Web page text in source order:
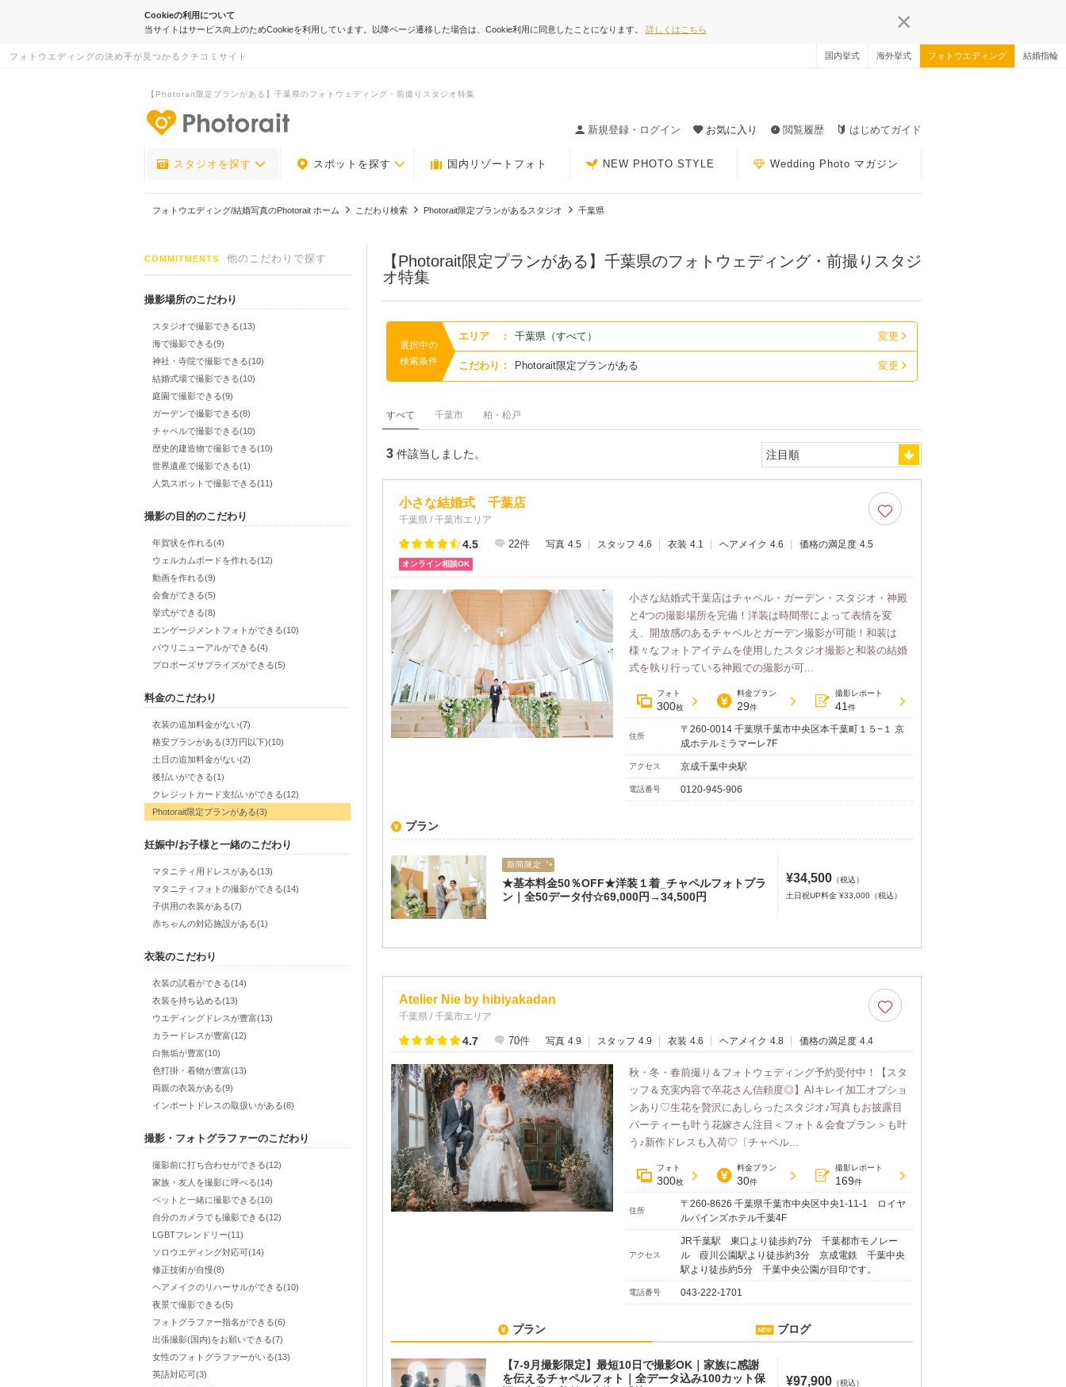
Cookieの利用について
当サイトはサービス向上のためCookieを利用しています。以降ページ遷移した場合は、Cookie利用に同意したことになります。 詳しくはこちら
フォトウエディングの決め手が見つかるクチコミサイト 国内挙式 海外挙式 フォトウエディング 結婚指輪
【Photorait限定プランがある】千葉県のフォトウェディング・前撮りスタジオ特集
新規登録・ログイン
お気に入り 閲覧履歴 はじめてガイド
スタジオを探す スポットを探す 国内リゾートフォト NEW PHOTO STYLE Wedding Photo マガジン
フォトウエディング/結婚写真のPhotorait ホーム こだわり検索 Photorait限定プランがあるスタジオ 千葉県
COMMITMENTS 他のこだわりで探す
撮影場所のこだわり
スタジオで撮影できる(13)
海で撮影できる(9)
神社・寺院で撮影できる(10)
結婚式場で撮影できる(10)
庭園で撮影できる(9)
ガーデンで撮影できる(8)
チャペルで撮影できる(10)
歴史的建造物で撮影できる(10)
世界遺産で撮影できる(1)
人気スポットで撮影できる(11)
撮影の目的のこだわり
年賀状を作れる(4)
ウェルカムボードを作れる(12)
動画を作れる(9)
会食ができる(5)
挙式ができる(8)
エンゲージメントフォトができる(10)
バウリニューアルができる(4)
プロポーズサプライズができる(5)
料金のこだわり
衣装の追加料金がない(7)
格安プランがある(3万円以下)(10)
土日の追加料金がない(2)
後払いができる(1)
クレジットカード支払いができる(12)
Photorait限定プランがある(3)
妊娠中/お子様と一緒のこだわり
マタニティ用ドレスがある(13)
マタニティフォトの撮影ができる(14)
子供用の衣装がある(7)
赤ちゃんの対応施設がある(1)
衣装のこだわり
衣装の試着ができる(14)
衣装を持ち込める(13)
ウエディングドレスが豊富(13)
カラードレスが豊富(12)
白無垢が豊富(10)
色打掛・着物が豊富(13)
両親の衣装がある(9)
インポートドレスの取扱いがある(8)
撮影・フォトグラファーのこだわり
撮影前に打ち合わせができる(12)
家族・友人を撮影に呼べる(14)
ペットと一緒に撮影できる(10)
自分のカメラでも撮影できる(12)
LGBTフレンドリー(11)
ソロウエディング対応可(14)
修正技術が自慢(8)
ヘアメイクのリハーサルができる(10)
夜景で撮影できる(5)
フォトグラファー指名ができる(6)
出張撮影(国内)をお願いできる(7)
女性のフォトグラファーがいる(13)
英語対応可(3)
【Photorait限定プランがある】千葉県のフォトウェディング・前撮りスタジ
オ特集
選択中の
検索条件
エリア : 千葉県（すべて） 変更
こだわり : Photorait限定プランがある 変更
すべて 千葉市 柏・松戸
3 件該当しました。
小さな結婚式 千葉店
千葉県 / 千葉市エリア
4.5 22件 写真 4.5 スタッフ 4.6 衣装 4.1 ヘアメイク 4.6 価格の満足度 4.5
オンライン相談OK
小さな結婚式千葉店はチャペル・ガーデン・スタジオ・神殿
と4つの撮影場所を完備！洋装は時間帯によって表情を変
え、開放感のあるチャペルとガーデン撮影が可能！和装は
様々なフォトアイテムを使用したスタジオ撮影と和装の結婚
式を執り行っている神殿での撮影が可...
フォト
300枚
料金プラン
29件
撮影レポート
41 件
住所
〒260-0014 千葉県千葉市中央区本千葉町１５−１ 京
成ホテルミラマーレ7F
アクセス 京成千葉中央駅
電話番号 0120-945-906
プラン
期間限定
★基本料金50％OFF★洋装１着_チャペルフォトプラ
ン｜全50データ付☆69,000円→34,500円
¥34,500 （税込）
土日祝UP料金 ¥33,000（税込）
Atelier Nie by hibiyakadan
千葉県 / 千葉市エリア
4.7 70件 写真 4.9 スタッフ 4.9 衣装 4.6 ヘアメイク 4.8 価格の満足度 4.4
秋・冬・春前撮り＆フォトウェディング予約受付中！【スタ
ッフ＆充実内容で卒花さん信頼度◎】AIキレイ加工オプショ
ンあり♡生花を贅沢にあしらったスタジオ♪写真もお披露目
パーティーも叶う花嫁さん注目＜フォト＆会食プラン＞も叶
う♪新作ドレスも入荷♡〔チャペル...
フォト
300枚
料金プラン
30件
撮影レポート
169件
住所
〒260-8626 千葉県千葉市中央区中央1-11-1 ロイヤ
ルパインズホテル千葉4F
アクセス
JR千葉駅 東口より徒歩約7分 千葉都市モノレー
ル 葭川公園駅より徒歩約3分 京成電鉄 千葉中央
駅より徒歩約5分 千葉中央公園が目印です。
電話番号 043-222-1701
プラン ブログ
【7-9月撮影限定】最短10日で撮影OK｜家族に感謝
を伝えるチャペルフォト｜全データ込み100カット保
¥97,900 （税込）